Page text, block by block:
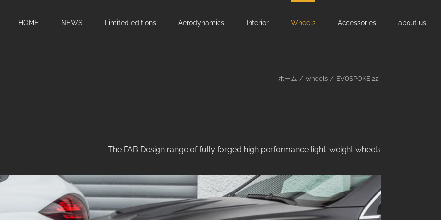
HOME NEWS Limited editions Aerodynamics Interior Wheels Accessories about us
ホーム wheels EVOSPOKE 22″
The FAB Design range of fully forged high performance light-weight wheels